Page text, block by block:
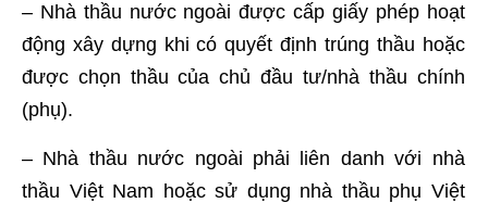
– Nhà thầu nước ngoài được cấp giấy phép hoạt
động xây dựng khi có quyết định trúng thầu hoặc
được chọn thầu của chủ đầu tư/nhà thầu chính
(phụ).
– Nhà thầu nước ngoài phải liên danh với nhà
thầu Việt Nam hoặc sử dụng nhà thầu phụ Việt